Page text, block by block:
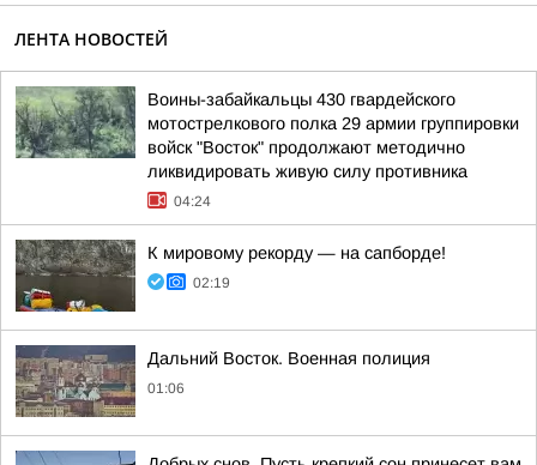
ЛЕНТА НОВОСТЕЙ
Воины-забайкальцы 430 гвардейского
мотострелкового полка 29 армии группировки
войск "Восток" продолжают методично
ликвидировать живую силу противника
04:24
К мировому рекорду — на сапборде!
02:19
Дальний Восток. Военная полиция
01:06